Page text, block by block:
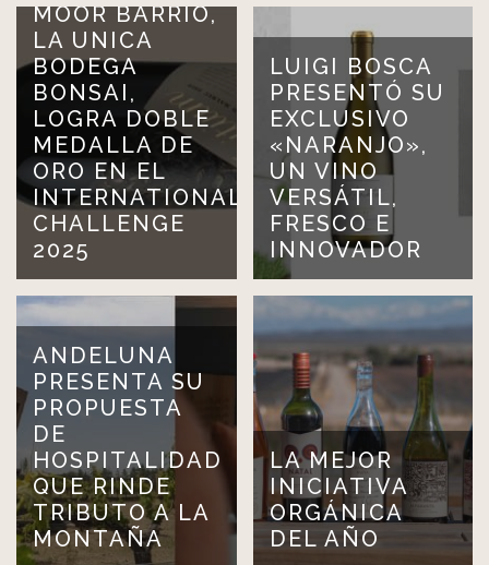
MOOR BARRIO,
LA UNICA
BODEGA
BONSAI,
LOGRA DOBLE
MEDALLA DE
ORO EN EL
INTERNATIONAL
CHALLENGE
2025
LUIGI BOSCA
PRESENTÓ SU
EXCLUSIVO
«NARANJO»,
UN VINO
VERSÁTIL,
FRESCO E
INNOVADOR
ANDELUNA
PRESENTA SU
PROPUESTA
DE
HOSPITALIDAD
QUE RINDE
TRIBUTO A LA
MONTAÑA
LA MEJOR
INICIATIVA
ORGÁNICA
DEL AÑO